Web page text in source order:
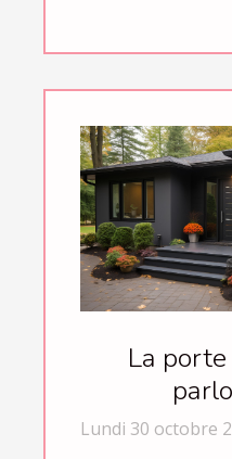
La
Lundi 30 octobre